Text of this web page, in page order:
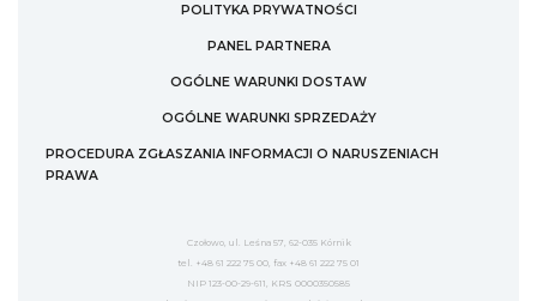
POLITYKA PRYWATNOŚCI
PANEL PARTNERA
OGÓLNE WARUNKI DOSTAW
OGÓLNE WARUNKI SPRZEDAŻY
PROCEDURA ZGŁASZANIA INFORMACJI O NARUSZENIACH
PRAWA
Czołowo, ul. Leśna 57, 62-035 Kórnik
tel. +48 61 222 75 00, fax +48 61 222 75 01
NIP 123-00-29-611, KRS 0000350585